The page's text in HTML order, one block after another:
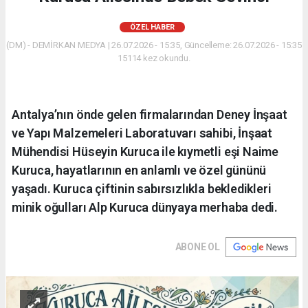
ÖZEL HABER
(DM) - DEMİRKAN MEDYA | 26.07.2026 - 15:35, Güncelleme: 26.07.2026 - 15:35
15114 kez okundu.
Antalya’nın önde gelen firmalarından Deney İnşaat
ve Yapı Malzemeleri Laboratuvarı sahibi, İnşaat
Mühendisi Hüseyin Kuruca ile kıymetli eşi Naime
Kuruca, hayatlarının en anlamlı ve özel gününü
yaşadı. Kuruca çiftinin sabırsızlıkla bekledikleri
minik oğulları Alp Kuruca dünyaya merhaba dedi.
ABONE OL